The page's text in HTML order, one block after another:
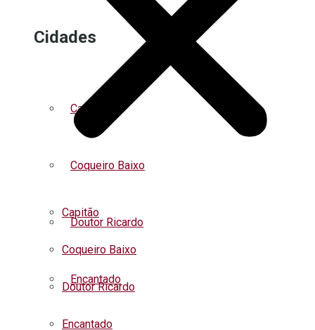
Cidades
Capitão
Coqueiro Baixo
Doutor Ricardo
Encantado
Capitão
Coqueiro Baixo
Doutor Ricardo
Encantado